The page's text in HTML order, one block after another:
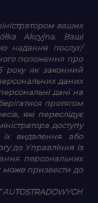
ваших
Akcyjna. Ваші
надання послуг/
положення про
року як законний
даних
дані на
протягом
які переслідує
доступу
видалення або
до Управління із
персональних
може призвести до
AUTOSTRADOWYCH